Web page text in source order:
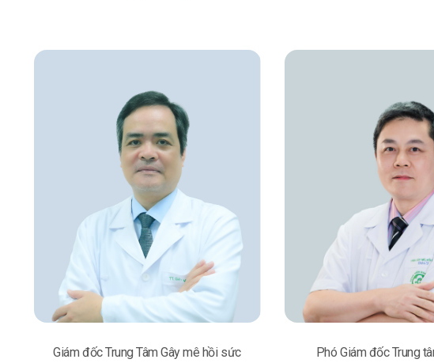
Giám đốc Trung Tâm Gây mê hồi sức Phó Giám đốc Trung